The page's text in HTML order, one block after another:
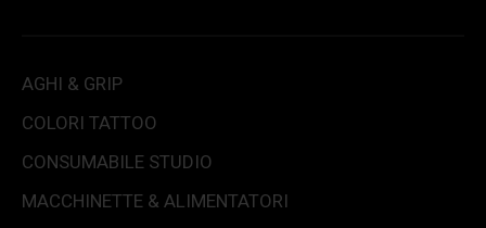
AGHI & GRIP
COLORI TATTOO
CONSUMABILE STUDIO
MACCHINETTE & ALIMENTATORI